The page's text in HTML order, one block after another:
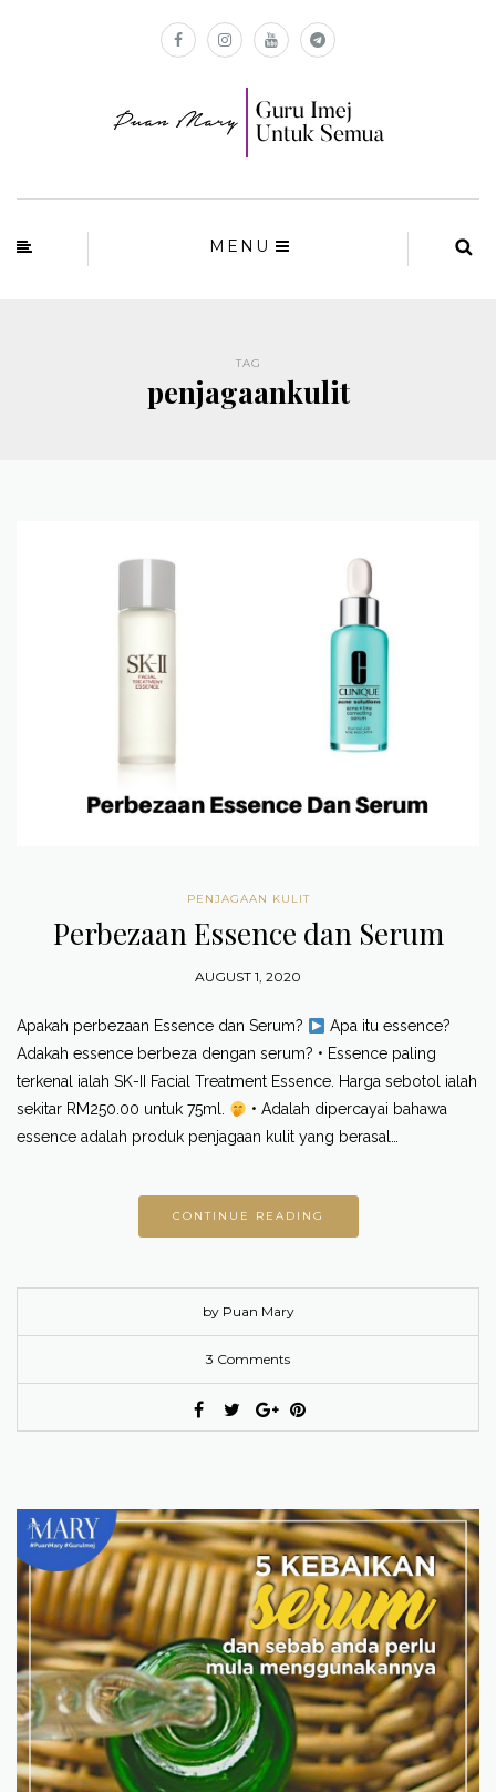
MENU
TAG
penjagaankulit
PENJAGAAN KULIT
Perbezaan Essence dan Serum
AUGUST 1, 2020
Apakah perbezaan Essence dan Serum?
Apa itu essence?
Adakah essence berbeza dengan serum? • Essence paling
terkenal ialah SK-II Facial Treatment Essence. Harga sebotol ialah
sekitar RM250.00 untuk 75ml.
• Adalah dipercayai bahawa
essence adalah produk penjagaan kulit yang berasal…
CONTINUE READING
by Puan Mary
3 Comments